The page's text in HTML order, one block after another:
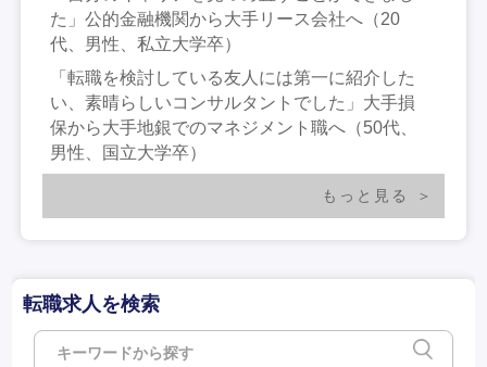
た」公的金融機関から大手リース会社へ（20
代、男性、私立大学卒）
「転職を検討している友人には第一に紹介した
い、素晴らしいコンサルタントでした」大手損
保から大手地銀でのマネジメント職へ（50代、
男性、国立大学卒）
もっと見る
転職求人を検索